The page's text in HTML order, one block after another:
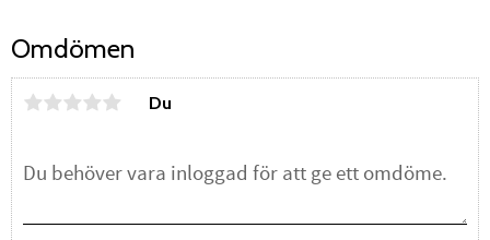
Omdömen
Du